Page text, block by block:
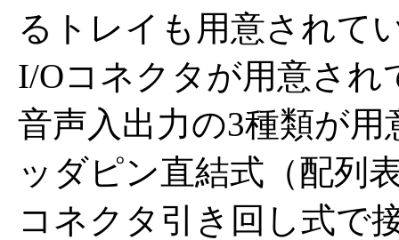
るトレイも用意されて
I/Oコネクタが用意され
音声入出力の3種類が
ッダピン直結式（配列
コネクタ引き回し式で